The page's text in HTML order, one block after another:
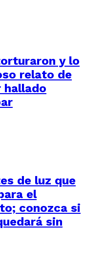
y lo
relato de
hallado
de luz que
el
conozca si
sin